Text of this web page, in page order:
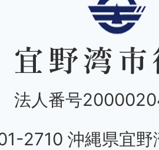
法人番号
2710 沖縄県宜野